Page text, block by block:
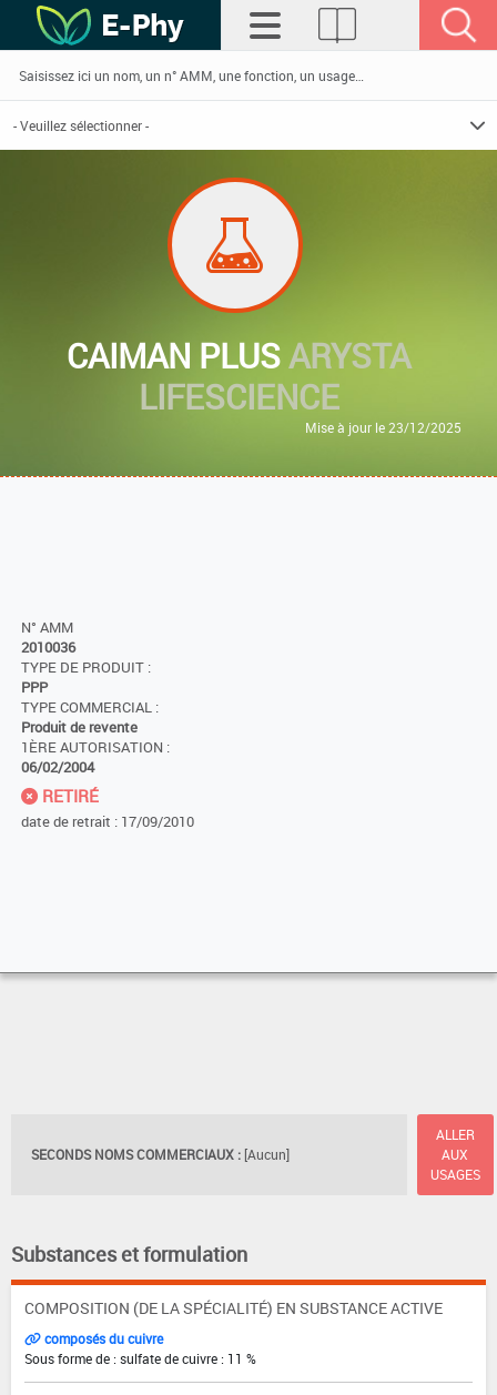
CAIMAN PLUSARYSTA
LIFESCIENCE
Mise à jour le 23/12/2025
N° AMM
2010036
TYPE DE PRODUIT :
PPP
TYPE COMMERCIAL :
Produit de revente
1ÈRE AUTORISATION :
06/02/2004
RETIRÉ
date de retrait : 17/09/2010
SECONDS NOMS COMMERCIAUX : [Aucun]
ALLER
AUX
USAGES
Substances et formulation
COMPOSITION (DE LA SPÉCIALITÉ) EN SUBSTANCE ACTIVE
composés du cuivre
Sous forme de : sulfate de cuivre : 11 %